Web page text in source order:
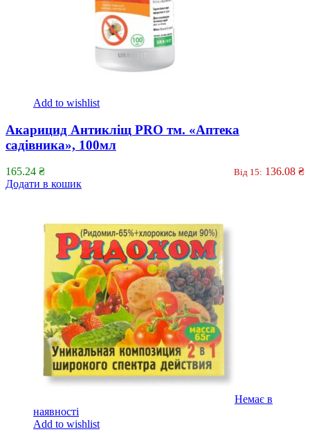
Add to wishlist
Акарицид Антикліщ PRO тм. «Аптека
садівника», 100мл
165.24 ₴ Від 15: 136.08 ₴
Додати в кошик
Немає в
наявності
Add to wishlist